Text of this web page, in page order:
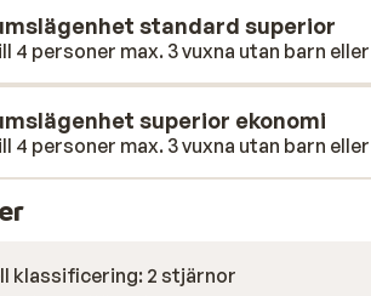
är lugnt men det är inte långt till
shoppingcenter och mindre
standard superior
4 personer max. 3 vuxna utan barn eller
superior ekonomi
4 personer max. 3 vuxna utan barn eller
klassificering: 2 stjärnor